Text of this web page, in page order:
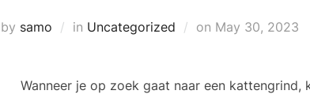
by samo in Uncategorized on Posted
May 30, 2023
Wanneer je op zoek gaat naar een